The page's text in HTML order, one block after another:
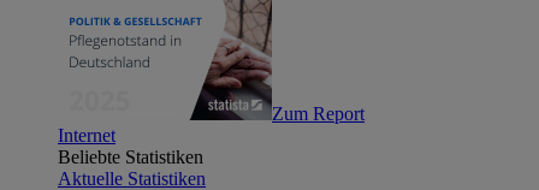
Zum Report
Internet
Beliebte Statistiken
Aktuelle Statistiken